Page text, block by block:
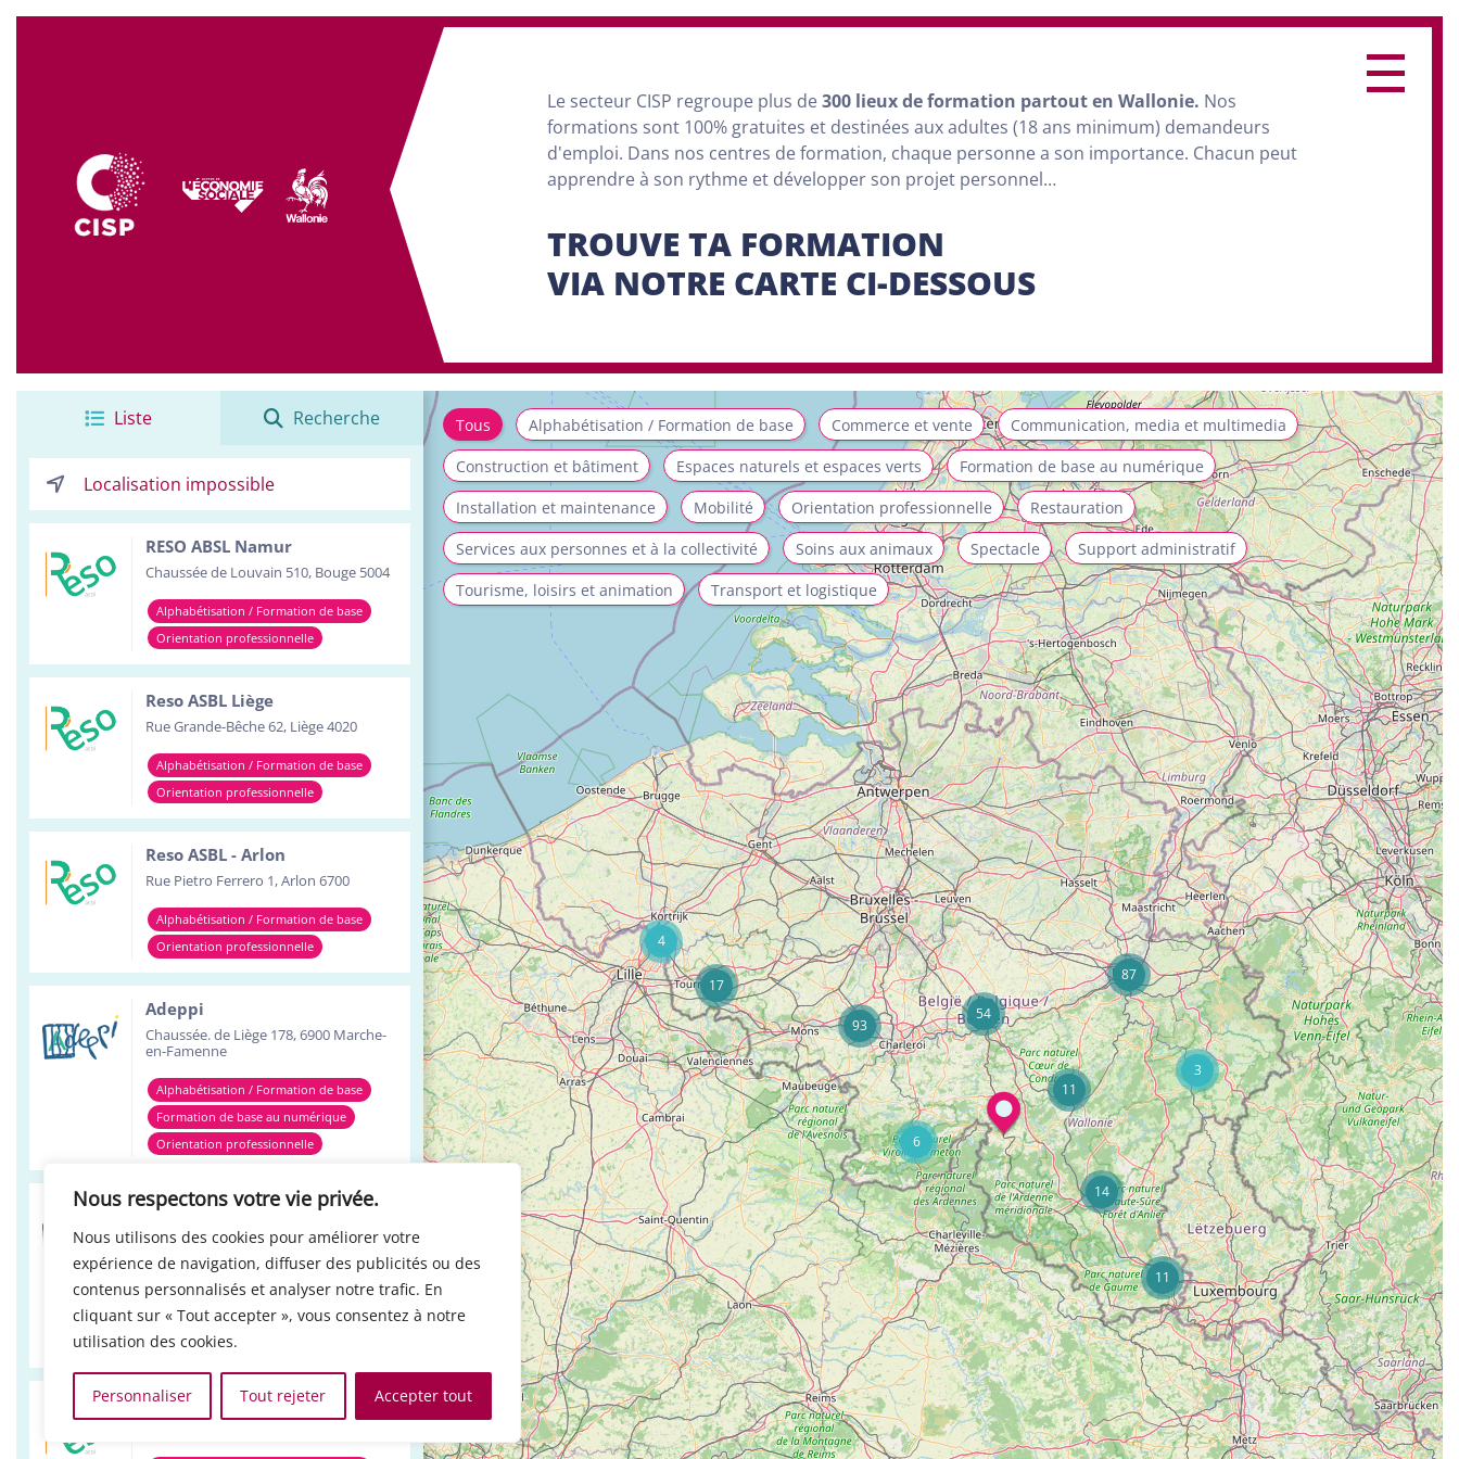
Nous respectons votre vie privée.
Nous utilisons des cookies pour améliorer votre
expérience de navigation, diffuser des publicités ou des
contenus personnalisés et analyser notre trafic. En
cliquant sur « Tout accepter », vous consentez à notre
utilisation des cookies.
Personnaliser Tout rejeter Accepter tout
Le secteur CISP regroupe plus de300 lieux de formation partout en Wallonie. Nos
formations sont 100% gratuites et destinées aux adultes (18 ans minimum) demandeurs
d'emploi. Dans nos centres de formation, chaque personne a son importance. Chacun peut
apprendre à son rythme et développer son projet personnel…
TROUVE TA FORMATION
VIA NOTRE CARTE CI-DESSOUS
Liste Recherche
RESO ABSL Namur
Chaussée de Louvain 510, Bouge 5004
Alphabétisation / Formation de base
Orientation professionnelle
Reso ASBL Liège
Rue Grande-Bêche 62, Liège 4020
Alphabétisation / Formation de base
Orientation professionnelle
Reso ASBL - Arlon
Rue Pietro Ferrero 1, Arlon 6700
Alphabétisation / Formation de base
Orientation professionnelle
Adeppi
Chaussée. de Liège 178, 6900 Marche-
en-Famenne
Alphabétisation / Formation de base
Formation de base au numérique
Orientation professionnelle
Adeppi
Avenue de l'Europe 1A, 7903 Leuze-en-
Hainaut
Alphabétisation / Formation de base
Formation de base au numérique
Orientation professionnelle
Réso ASBL Verviers
Tous Alphabétisation / Formation de base Commerce et vente
Communication, media et multimedia
Construction et bâtiment
Espaces naturels et espaces verts
Formation de base au numérique
Installation et maintenance
Mobilité Orientation professionnelle
Restauration
Services aux personnes et à la collectivité
Soins aux animaux Spectacle
Support administratif
Tourisme, loisirs et animation
Transport et logistique
3
4
17
14
11
6
11
54
93
87
−